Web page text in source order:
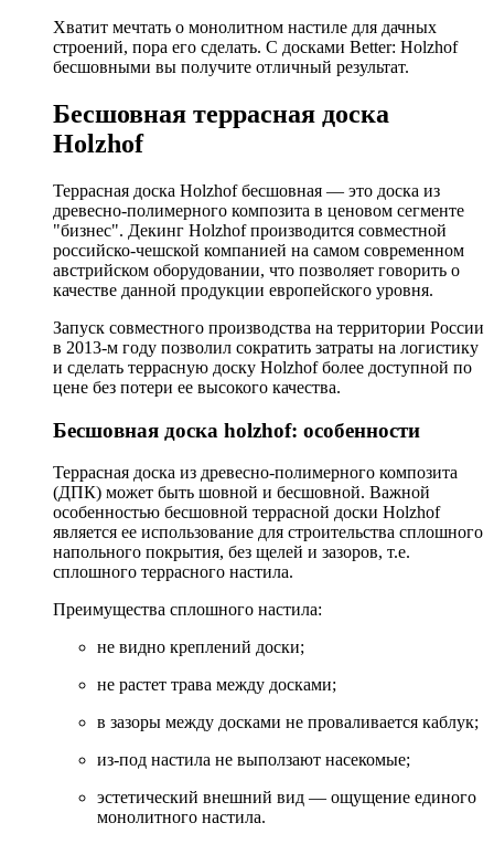
Хватит мечтать о монолитном настиле для дачных
строений, пора его сделать. С досками Better: Holzhof
бесшовными вы получите отличный результат.
Бесшовная террасная доска
Holzhof
Террасная доска Holzhof бесшовная — это доска из
древесно-полимерного композита в ценовом сегменте
"бизнес". Декинг Holzhof производится совместной
российско-чешской компанией на самом современном
австрийском оборудовании, что позволяет говорить о
качестве данной продукции европейского уровня.
Запуск совместного производства на территории России
в 2013-м году позволил сократить затраты на логистику
и сделать террасную доску Holzhof более доступной по
цене без потери ее высокого качества.
Бесшовная доска holzhof: особенности
Террасная доска из древесно-полимерного композита
(ДПК) может быть шовной и бесшовной. Важной
особенностью бесшовной террасной доски Holzhof
является ее использование для строительства сплошного
напольного покрытия, без щелей и зазоров, т.е.
сплошного террасного настила.
Преимущества сплошного настила:
не видно креплений доски;
не растет трава между досками;
в зазоры между досками не проваливается каблук;
из-под настила не выползают насекомые;
эстетический внешний вид — ощущение единого
монолитного настила.